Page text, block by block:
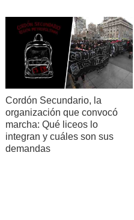
Cordón Secundario, la
organización que convocó
marcha: Qué liceos lo
integran y cuáles son sus
demandas